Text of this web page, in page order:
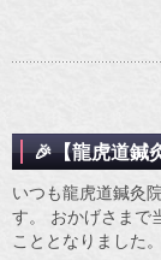
🎉【龍虎道鍼
いつも龍虎道鍼灸
す。 おかげさまで
こととなりました。